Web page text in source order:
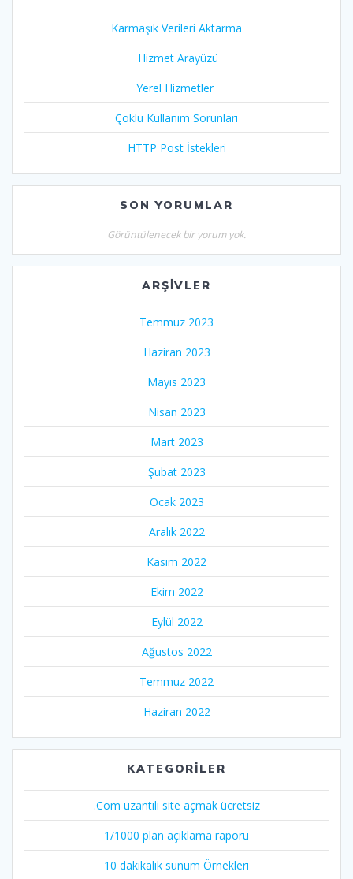
Karmaşık Verileri Aktarma
Hizmet Arayüzü
Yerel Hizmetler
Çoklu Kullanım Sorunları
HTTP Post İstekleri
SON YORUMLAR
Görüntülenecek bir yorum yok.
ARŞIVLER
Temmuz 2023
Haziran 2023
Mayıs 2023
Nisan 2023
Mart 2023
Şubat 2023
Ocak 2023
Aralık 2022
Kasım 2022
Ekim 2022
Eylül 2022
Ağustos 2022
Temmuz 2022
Haziran 2022
KATEGORILER
.Com uzantılı site açmak ücretsiz
1/1000 plan açıklama raporu
10 dakikalık sunum Örnekleri